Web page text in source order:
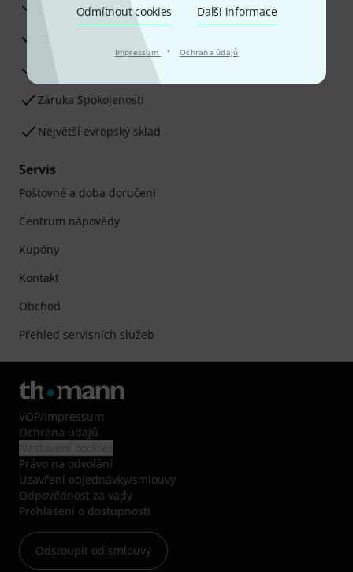
Odmítnout cookies Další informace
Impressum · Ochrana údajů
30denní záruka vrácení peněz
Záruka Spokojenosti
Největší evropský sklad
Servis
Poštovné a doba doručení
Centrum nápovědy
Kupóny
Kontakt
Obchod
Přehled servisních služeb
VOP/Impressum
Ochrana údajů
Právo na odvolání
Uzavření objednávky/smlouvy
Odpovědnost za vady
Prohlášení o dostupnosti
Odstoupit od smlouvy